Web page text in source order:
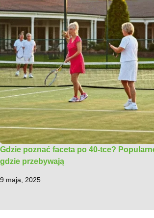
Gdzie poznać faceta po 40-tce?
gdzie przebywają
9 maja, 2025